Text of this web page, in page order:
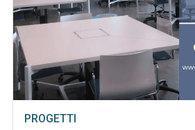
PROGETTI